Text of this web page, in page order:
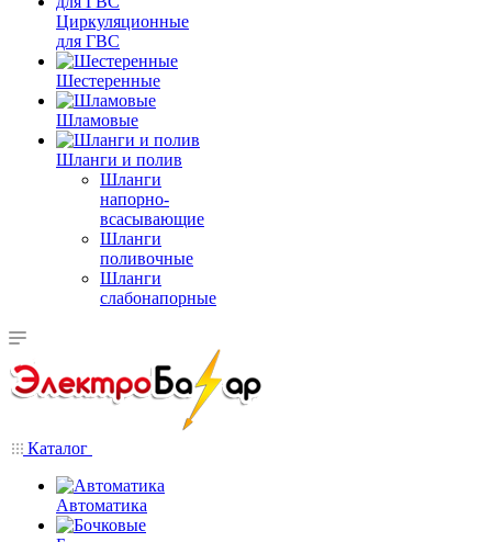
Циркуляционные
для ГВС
Шестеренные
Шламовые
Шланги и полив
Шланги
напорно-
всасывающие
Шланги
поливочные
Шланги
слабонапорные
Каталог
Автоматика